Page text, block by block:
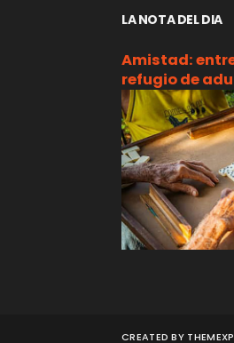
LA NOTA DEL DIA
Amistad:
refugio de
CREATED BY